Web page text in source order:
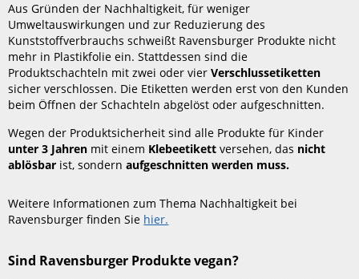
Aus Gründen der Nachhaltigkeit, für weniger
Umweltauswirkungen und zur Reduzierung des
Kunststoffverbrauchs schweißt Ravensburger Produkte nicht
mehr in Plastikfolie ein. Stattdessen sind die
Produktschachteln mit zwei oder vierVerschlussetiketten
sicher verschlossen. Die Etiketten werden erst von den Kunden
beim Öffnen der Schachteln abgelöst oder aufgeschnitten.
Wegen der Produktsicherheit sind alle Produkte für Kinder
unter 3 Jahren mit einem Klebeetikettversehen, das nicht
ablösbar ist, sondernaufgeschnitten werden muss.
Weitere Informationen zum Thema Nachhaltigkeit bei
Ravensburger finden Sie hier.
Sind Ravensburger Produkte vegan?